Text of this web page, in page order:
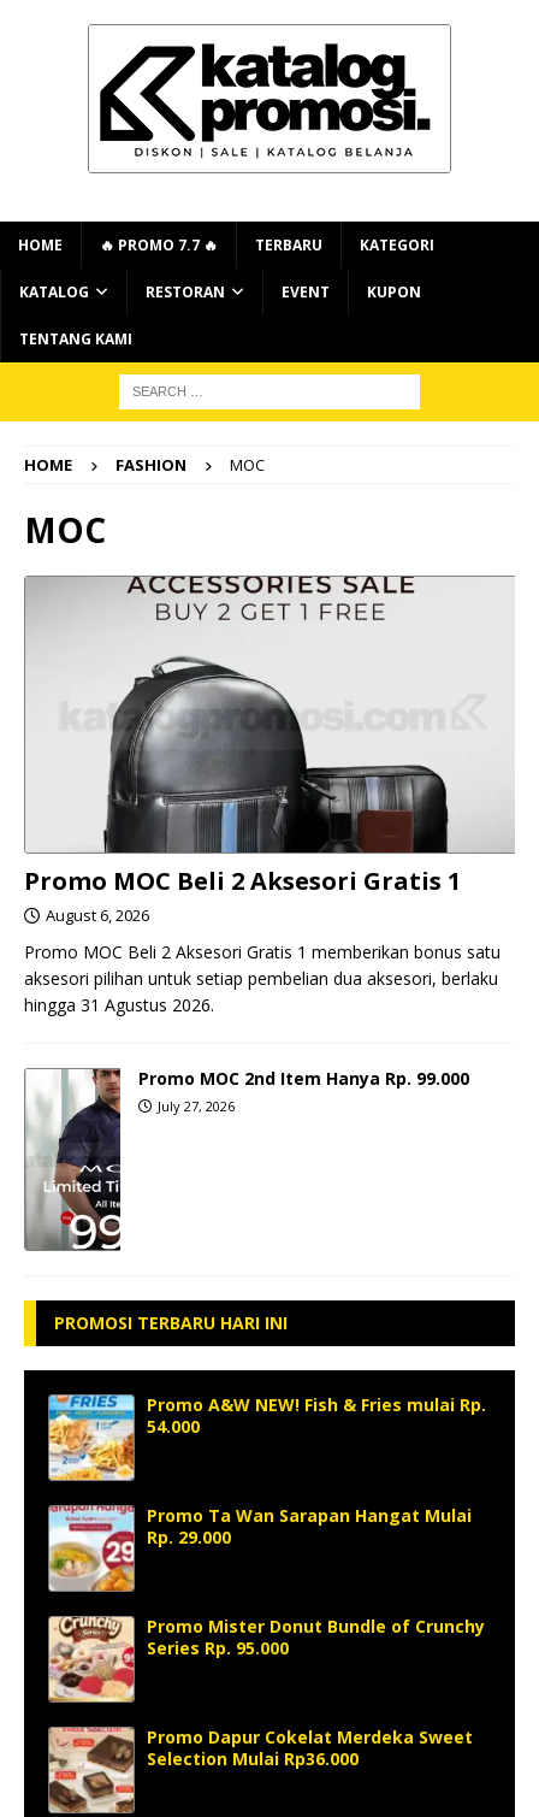
HOME 🔥 PROMO 7.7 🔥 TERBARU KATEGORI
KATALOG RESTORAN EVENT KUPON
TENTANG KAMI
HOME FASHION MOC
MOC
Promo MOC Beli 2 Aksesori Gratis 1
August 6, 2026
Promo MOC Beli 2 Aksesori Gratis 1 memberikan bonus satu
aksesori pilihan untuk setiap pembelian dua aksesori, berlaku
hingga 31 Agustus 2026.
Promo MOC 2nd Item Hanya Rp. 99.000
July 27, 2026
PROMOSI TERBARU HARI INI
Promo A&W NEW! Fish & Fries mulai Rp.
54.000
Promo Ta Wan Sarapan Hangat Mulai
Rp. 29.000
Promo Mister Donut Bundle of Crunchy
Series Rp. 95.000
Promo Dapur Cokelat Merdeka Sweet
Selection Mulai Rp36.000